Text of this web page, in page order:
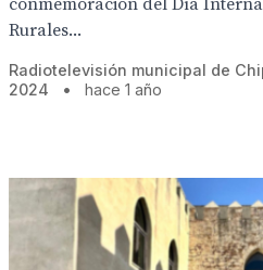
conmemoración del Día
Rurales...
Radiotelevisión municipal de
2024
• hace 1 año